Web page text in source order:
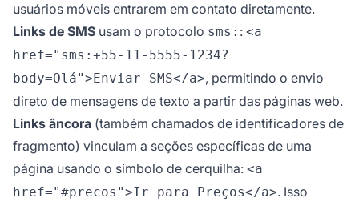
usuários móveis entrarem em contato diretamente.
Links de SMS usam o protocolo sms: : <a
href="sms:+55-11-5555-1234?
body=Olá">Enviar SMS</a>, permitindo o envio
direto de mensagens de texto a partir das páginas web.
Links âncora (também chamados de identificadores de
fragmento) vinculam a seções específicas de uma
página usando o símbolo de cerquilha: <a
href="#precos">Ir para Preços</a>. Isso